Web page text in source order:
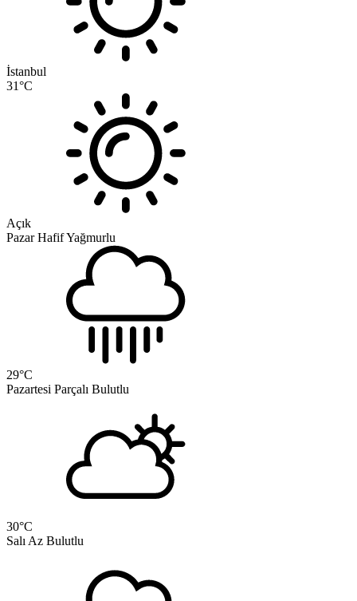
İstanbul
31°C
Açık
Pazar Hafif Yağmurlu
29°C
Pazartesi Parçalı Bulutlu
30°C
Salı Az Bulutlu